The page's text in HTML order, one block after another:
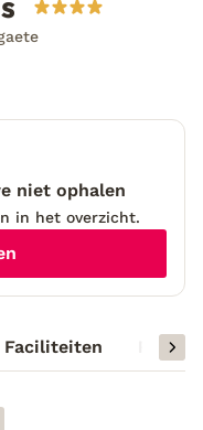
Faciliteiten
niet ophalen
in het overzicht.